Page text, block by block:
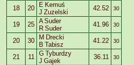
18 20
E Kemuś
J Zuzelski
42.52 30
19 25 A Suder
R Suder
41.96 30
20 30
M Drecki
B Tabisz
41.22 30
21 11
G Tyburdzy
J Gajek
36.11 30